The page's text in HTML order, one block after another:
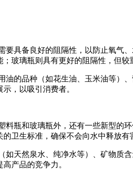
具备良好的阻隔性，以防止氧气、
玻璃瓶则具有更好的阻隔性，但较
的品种（如花生油、玉米油等）、
，以吸引消费者。
和玻璃瓶外，还有一些新型的环
卫生标准，确保不会向水中释放有
天然泉水、纯净水等）、矿物质含
产品的竞争力。